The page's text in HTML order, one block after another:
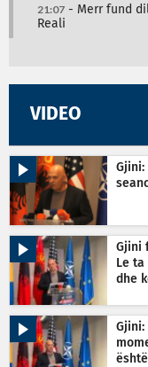
21:07 - Merr fund
Reali
VIDEO
Gjini
Le
dhe
Gjini: